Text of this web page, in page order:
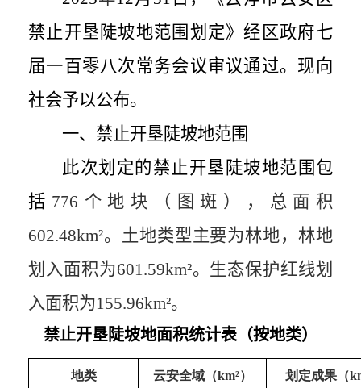
禁止开垦陡坡地范围划定》经 区政府七
届一百零八次常务会议审议通过。现向
社会予以公布。
一、禁止开垦陡坡地范围
此次划定的禁止开垦陡坡地范围包
括 776 个地块（图斑），总面积
602.48km²。土地类型主要为林地，林地
划入面积为601.59km²。生态保护红线划
入面积为155.96km²。
禁止开垦陡坡地面积统计表（按地类）
地类 云安全域（km²） 划定成果（